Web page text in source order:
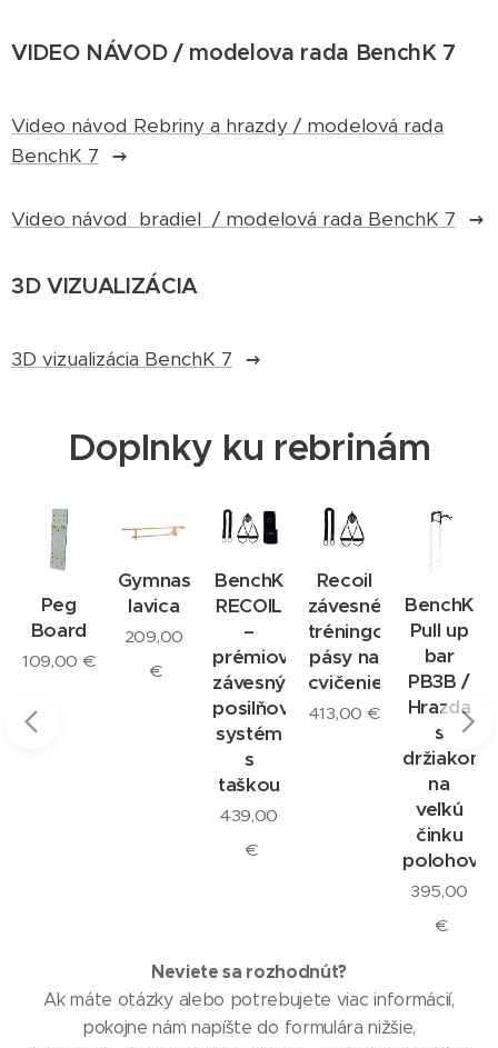
VIDEO NÁVOD / modelova rada BenchK 7
Video návod Rebriny a hrazdy / modelová rada
BenchK 7
Video návod bradiel / modelová rada BenchK 7
3D VIZUALIZÁCIA
3D vizualizácia BenchK 7
Doplnky ku rebrinám
Peg
Board
109,00 €
Gymnastická
lavica
209,00
€
BenchK
RECOIL
–
prémiový
závesný
posilňovací
systém
s
taškou
439,00
€
Recoil
závesné
tréningové
pásy na
cvičenie
413,00 €
BenchK
Pull up
bar
PB3B /
Hrazda
s
držiakom
na
veľkú
činku
395,00
€
Neviete sa rozhodnúť?
Ak máte otázky alebo potrebujete viac informácií,
pokojne nám napíšte do formulára nižšie,